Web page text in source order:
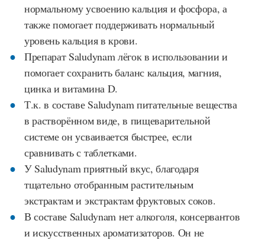
нормальному усвоению кальция и фосфора, а
также помогает поддерживать нормальный
уровень кальция в крови.
Препарат Saludynam лёгок в использовании и
помогает сохранить баланс кальция, магния,
цинка и витамина D.
Т.к. в составе Saludynam питательные вещества
в растворённом виде, в пищеварительной
системе он усваивается быстрее, если
сравнивать с таблетками.
У Saludynam приятный вкус, благодаря
тщательно отобранным растительным
экстрактам и экстрактам фруктовых соков.
В составе Saludynam нет алкоголя, консервантов
и искусственных ароматизаторов. Он не